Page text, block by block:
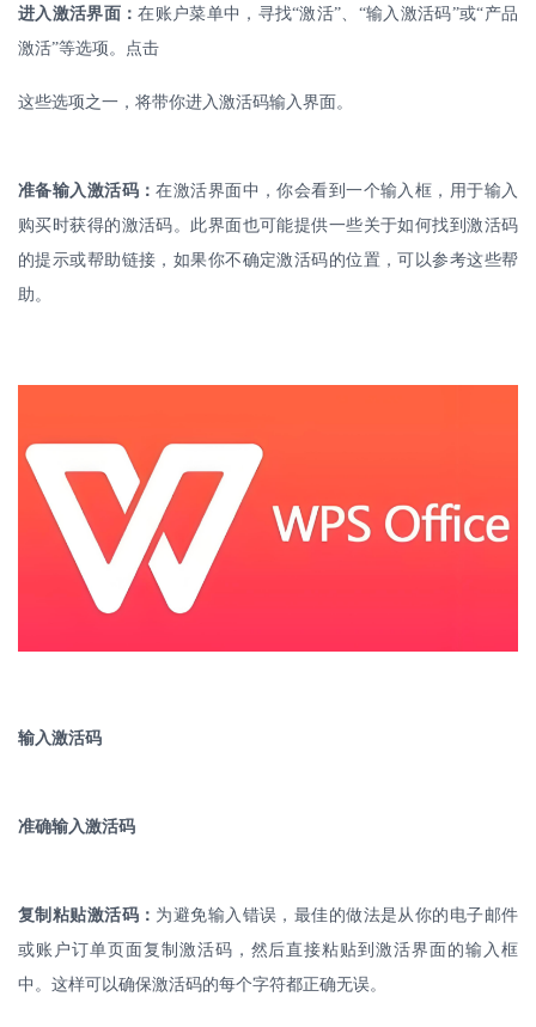
进入激活界面：在账户菜单中，寻找“激活”、“输入激活码”或“产品
激活”等选项。点击
这些选项之一，将带你进入激活码输入界面。
准备输入激活码：在激活界面中，你会看到一个输入框，用于输入
购买时获得的激活码。此界面也可能提供一些关于如何找到激活码
的提示或帮助链接，如果你不确定激活码的位置，可以参考这些帮
助。
输入激活码
准确输入激活码
复制粘贴激活码： 为避免输入错误，最佳的做法是从你的电子邮件
或账户订单页面复制激活码，然后直接粘贴到激活界面的输入框
中。这样可以确保激活码的每个字符都正确无误。